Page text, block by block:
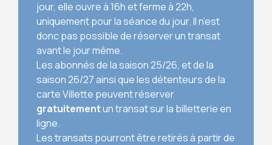
jour, elle ouvre à 16h et ferme à 22h,
uniquement pour la séance du jour. Il n’est
donc pas possible de réserver un transat
avant le jour même.
Les abonnés de la saison 25/26, et de la
saison 26/27 ainsi que les détenteurs de la
carte Villette peuvent réserver
gratuitementun transat sur la billetterie en
ligne.
Les transats pourront être retirés à partir de